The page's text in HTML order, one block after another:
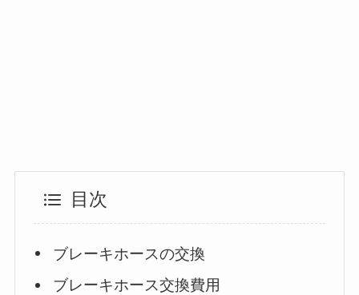
目次
ブレーキホースの交換
ブレーキホース交換費用